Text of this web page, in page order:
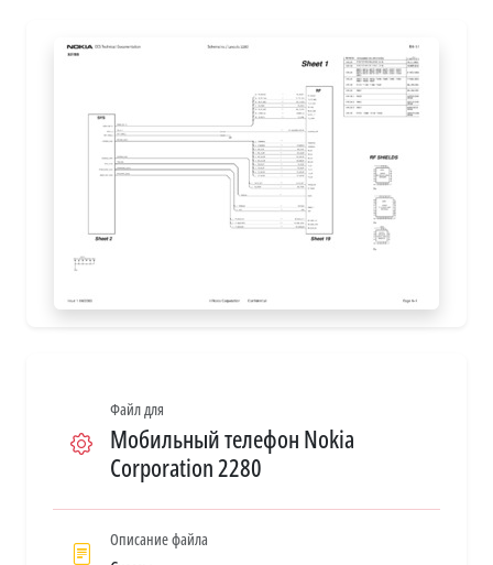
Файл для
Мобильный телефон Nokia
Corporation 2280
Описание файла